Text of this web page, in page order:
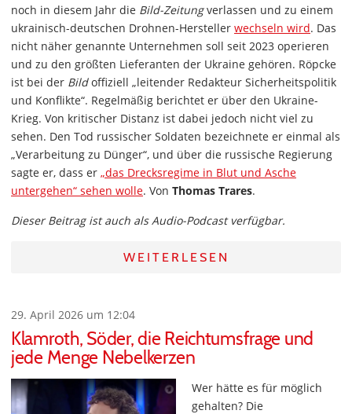
noch in diesem Jahr die Bild-Zeitungverlassen und zu einem
ukrainisch-deutschen Drohnen-Hersteller wechseln wird. Das
nicht näher genannte Unternehmen soll seit 2023 operieren
und zu den größten Lieferanten der Ukraine gehören. Röpcke
ist bei der Bildoffiziell „leitender Redakteur Sicherheitspolitik
und Konflikte“. Regelmäßig berichtet er über den Ukraine-
Krieg. Von kritischer Distanz ist dabei jedoch nicht viel zu
sehen. Den Tod russischer Soldaten bezeichnete er einmal als
„Verarbeitung zu Dünger“, und über die russische Regierung
sagte er, dass er „das Drecksregime in Blut und Asche
untergehen“ sehen wolle. Von Thomas Trares.
Dieser Beitrag ist auch als Audio-Podcast verfügbar.
WEITERLESEN
29. April 2026 um 12:04
Klamroth, Söder, die Reichtumsfrage und
jede Menge Nebelkerzen
Wer hätte es für möglich
gehalten? Die